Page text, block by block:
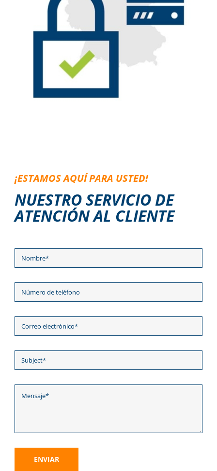
¡ESTAMOS AQUÍ PARA USTED!
NUESTRO SERVICIO DE
ATENCIÓN AL CLIENTE
ENVIAR